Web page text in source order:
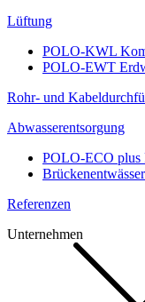
Lüftung
POLO-KWL
POLO-EWT
Rohr- und
Abwasserentsorgung
POLO-ECO plus
Referenzen
Unternehmen